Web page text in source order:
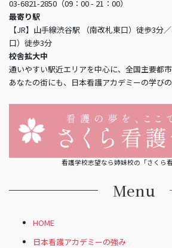
03-6821-2850（09：00 - 21：00）
最寄り駅
【JR】山手線渋谷駅 （南改札東口）徒歩3分
口）徒歩3分
校舎拡大中
通いやすい駅近エリアを中心に、全国主要都市
あなたの街にも、日本看護アカデミーの学び
看護学校志望なら姉妹校の「さくら看
Menu
HOME
日本看護アカデミーの強み